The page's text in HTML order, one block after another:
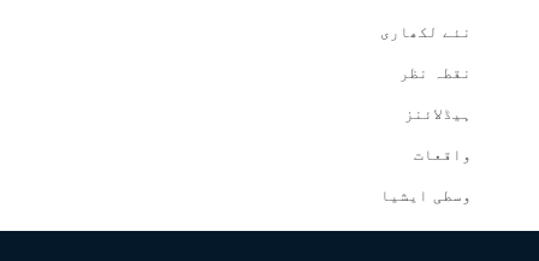
نئے لکھاری
نقطہ نظر
ہیڈلائنز
واقعات
وسطی ایشیا